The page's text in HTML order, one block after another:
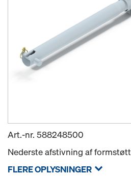
Art.-nr. 588248500
Nederste afstivning af
FLERE OPLYSNINGER